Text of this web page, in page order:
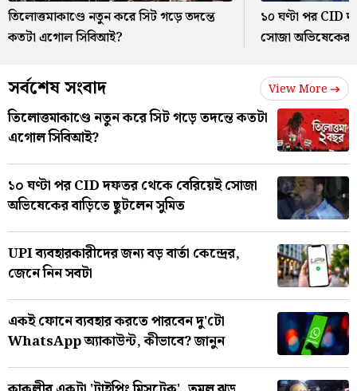
তিলোত্তমাকাণ্ডে নতুন করে সিট গড়ে তদন্তে
কতটা এগোল সিবিআই?
১০ ঘণ্টা পর CID
সোজা অভিষেকের
সর্বশেষ সংবাদ View More
তিলোত্তমাকাণ্ডে নতুন করে সিট গড়ে তদন্তে কতটা
এগোল সিবিআই?
১০ ঘণ্টা পর CID দফতর থেকে বেরিয়েই সোজা
অভিষেকের বাড়িতে ছুটলেন সুমিত
UPI ব্যবহারকারীদের জন্য বড় বার্তা কেন্দ্রের,
জেনে নিন সবটা
একই ফোনে ব্যবহার করতে পারবেন দু'টো
WhatsApp অ্যাকাউন্ট, কীভাবে? জানুন